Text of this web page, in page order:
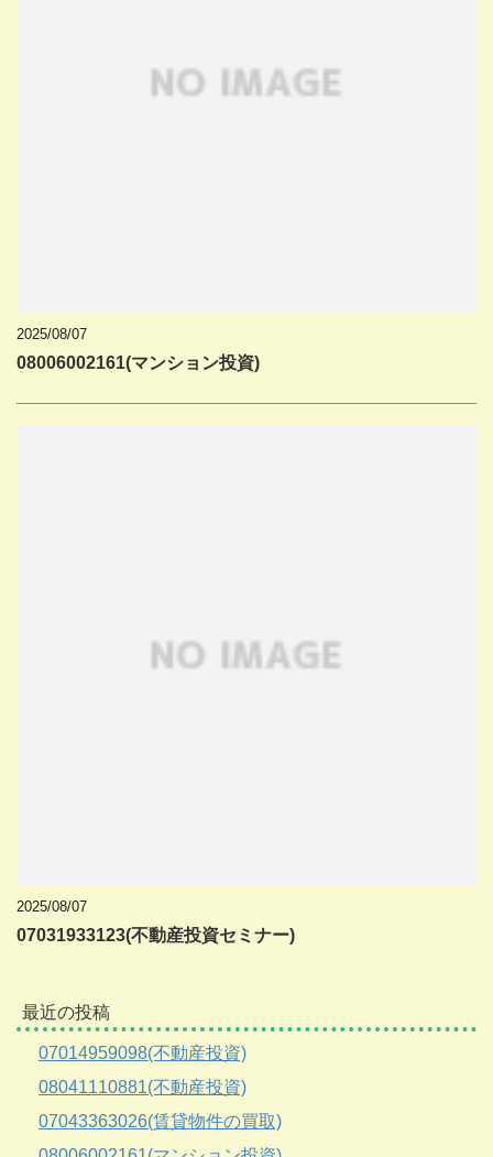
2025/08/07
08006002161(マンション投資)
2025/08/07
07031933123(不動産投資セミナー)
最近の投稿
07014959098(不動産投資)
08041110881(不動産投資)
07043363026(賃貸物件の買取)